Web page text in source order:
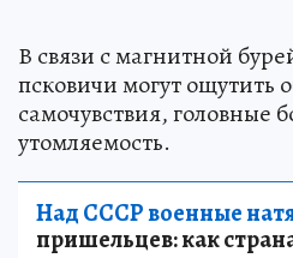
В связи с магнитной
псковичи могут ощутить
самочувствия,
утомляемость.
Над СССР военные
пришельцев: как